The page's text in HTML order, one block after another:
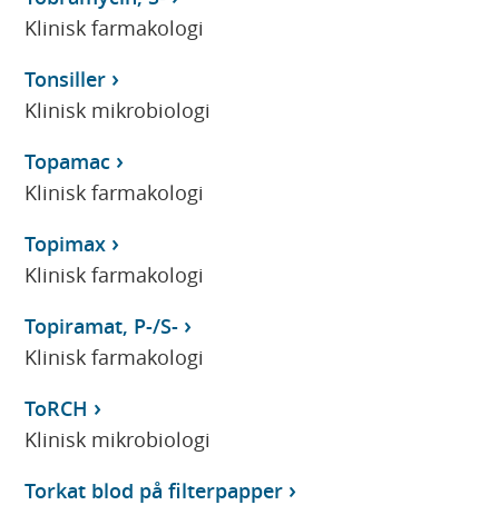
Klinisk farmakologi
Tonsiller
Klinisk mikrobiologi
Topamac
Klinisk farmakologi
Topimax
Klinisk farmakologi
Topiramat, P-/S-
Klinisk farmakologi
ToRCH
Klinisk mikrobiologi
Torkat blod på filterpapper